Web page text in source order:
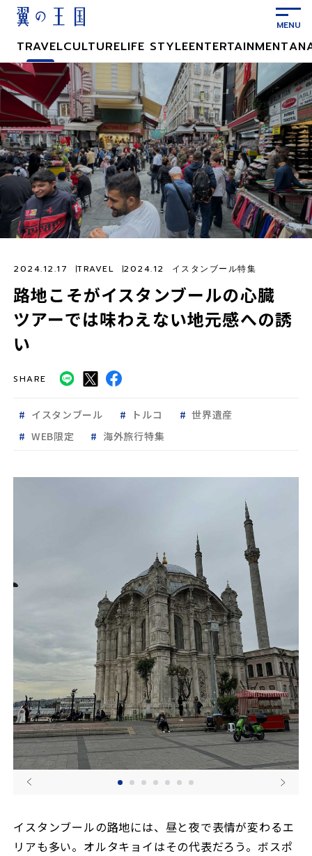
ン
テ
ン
ツ
に
ス
キ
ッ
プ
TRAVELCULTURELIFE STYLEENTERTAINMENT
路地こそがイスタンブールの心臓
ツアーでは味わえない地元感への誘
い
2024.12.17 TRAVEL 2024.12 イスタンブール特集
SHARE
イスタンブール トルコ
世界遺産
WEB限定
海外旅行特集
イスタンブールの路地には、昼と夜で表情が変わるエ
リアも多い。オルタキョイはその代表だろう。ボスポ